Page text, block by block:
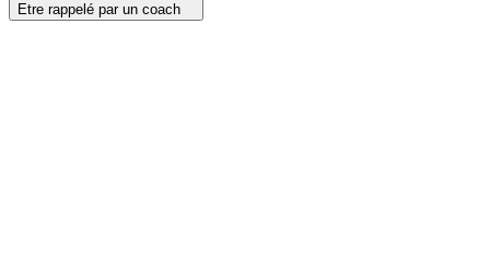
Etre rappelé par un coach